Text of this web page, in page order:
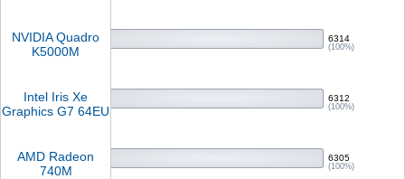
NVIDIA Quadro
K5000M
6314
(100%)
Intel Iris Xe
Graphics G7 64EU
6312
(100%)
AMD Radeon
740M
6305
(100%)